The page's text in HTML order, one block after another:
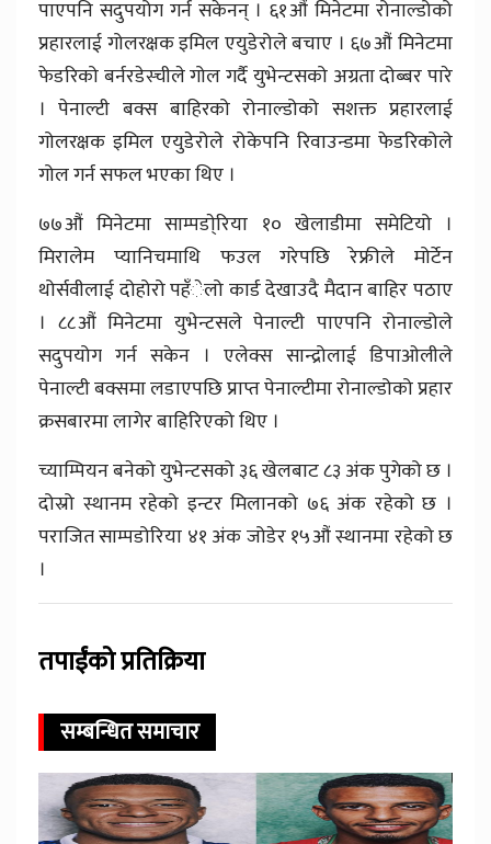
पाएपनि सदुपयोग गर्न सकेनन् । ६१औं मिनेटमा रोनाल्डोको
प्रहारलाई गोलरक्षक इमिल एयुडेरोले बचाए । ६७औं मिनेटमा
फेडरिको बर्नरडेस्चीले गोल गर्दै युभेन्टसको अग्रता दोब्बर पारे
। पेनाल्टी बक्स बाहिरको रोनाल्डोको सशक्त प्रहारलाई
गोलरक्षक इमिल एयुडेरोले रोकेपनि रिवाउन्डमा फेडरिकोले
गोल गर्न सफल भएका थिए ।
७७औं मिनेटमा साम्पडा्ेरिया १० खेलाडीमा समेटियो ।
मिरालेम प्यानिचमाथि फउल गरेपछि रेफ्रीले मोर्टेन
थोर्सवीलाई दोहोरो पहँेलो कार्ड देखाउदै मैदान बाहिर पठाए
। ८८औं मिनेटमा युभेन्टसले पेनाल्टी पाएपनि रोनाल्डोले
सदुपयोग गर्न सकेन । एलेक्स सान्द्रोलाई डिपाओलीले
पेनाल्टी बक्समा लडाएपछि प्राप्त पेनाल्टीमा रोनाल्डोको प्रहार
क्रसबारमा लागेर बाहिरिएको थिए ।
च्याम्पियन बनेको युभेन्टसको ३६ खेलबाट ८३ अंक पुगेको छ ।
दोस्रो स्थानम रहेको इन्टर मिलानको ७६ अंक रहेको छ ।
पराजित साम्पडोरिया ४१ अंक जोडेर १५औं स्थानमा रहेको छ
।
तपाईंको प्रतिक्रिया
सम्बन्धित समाचार